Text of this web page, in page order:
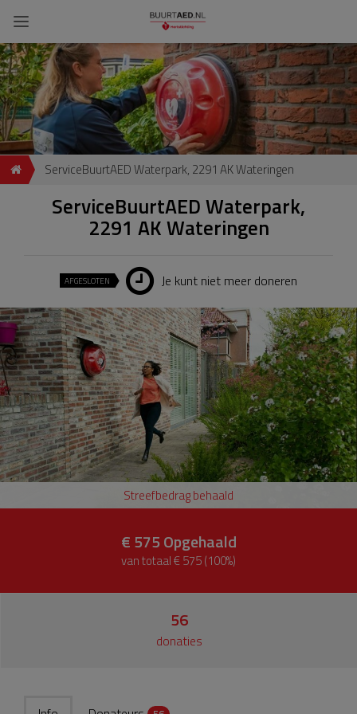
ServiceBuurtAED Waterpark, 2291 AK Wateringen
ServiceBuurtAED Waterpark,
2291 AK Wateringen
AFGESLOTEN Je kunt niet meer doneren
Streefbedrag behaald
€ 575Opgehaald
van totaal € 575 (100%)
56
donaties